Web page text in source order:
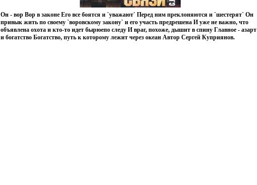
Он - вор Вор в законе Его все боятся и `уважают` Перед ним преклоняются и `шестерят` Он
привык жить по своему `воровскому закону` и его участь предрешена И уже не важно, что
объявлена охота и кто-то идет бырюепо следу И враг, похоже, дышит в спину Главное - азарт
и богатство Богатство, путь к которому лежит через океан Автор Сергей Куприянов.